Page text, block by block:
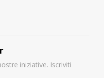
iniziative. Iscriviti